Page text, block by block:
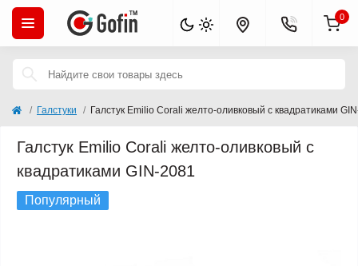
0
Галстуки Галстук Emilio Corali желто-оливковый с квадратиками
Галстук Emilio Corali желто-оливковый с
квадратиками GIN-2081
Популярный